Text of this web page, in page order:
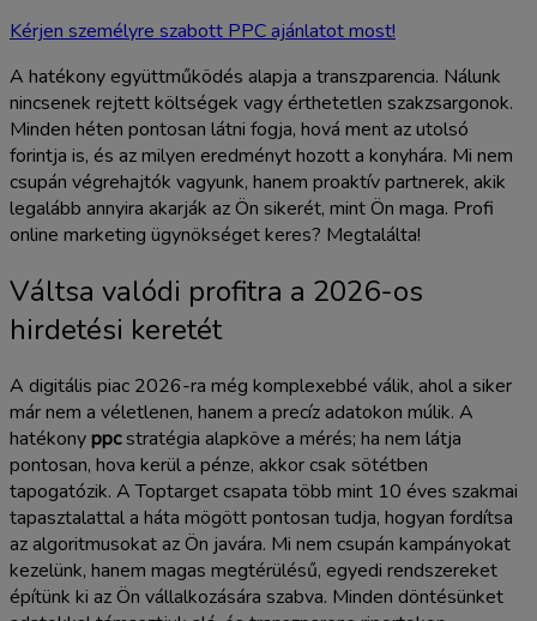
Kérjen személyre szabott PPC ajánlatot most!
A hatékony együttműködés alapja a transzparencia. Nálunk
nincsenek rejtett költségek vagy érthetetlen szakzsargonok.
Minden héten pontosan látni fogja, hová ment az utolsó
forintja is, és az milyen eredményt hozott a konyhára. Mi nem
csupán végrehajtók vagyunk, hanem proaktív partnerek, akik
legalább annyira akarják az Ön sikerét, mint Ön maga. Profi
online marketing ügynökséget keres? Megtalálta!
Váltsa valódi profitra a 2026-os
hirdetési keretét
A digitális piac 2026-ra még komplexebbé válik, ahol a siker
már nem a véletlenen, hanem a precíz adatokon múlik. A
hatékonyppcstratégia alapköve a mérés; ha nem látja
pontosan, hova kerül a pénze, akkor csak sötétben
tapogatózik. A Toptarget csapata több mint 10 éves szakmai
tapasztalattal a háta mögött pontosan tudja, hogyan fordítsa
az algoritmusokat az Ön javára. Mi nem csupán kampányokat
kezelünk, hanem magas megtérülésű, egyedi rendszereket
építünk ki az Ön vállalkozására szabva. Minden döntésünket